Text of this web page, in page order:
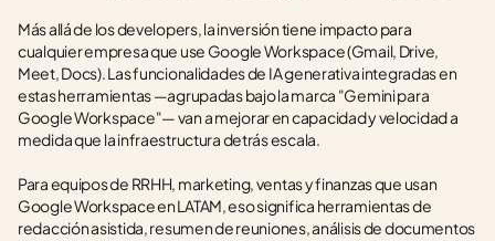
Más allá de los developers, la inversión tiene impacto para
cualquier empresa que use Google Workspace (Gmail, Drive,
Meet, Docs). Las funcionalidades de IA generativa integradas en
estas herramientas —agrupadas bajo la marca "Gemini para
Google Workspace"— van a mejorar en capacidad y velocidad a
medida que la infraestructura detrás escala.
Para equipos de RRHH, marketing, ventas y finanzas que usan
Google Workspace en LATAM, eso significa herramientas de
redacción asistida, resumen de reuniones, análisis de documentos